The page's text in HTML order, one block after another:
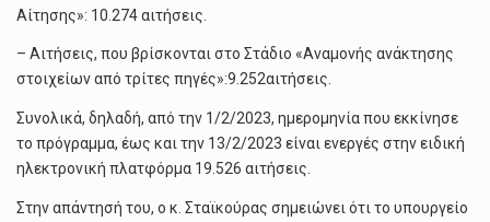
Αίτησης»: 10.274 αιτήσεις.
– Αιτήσεις, που βρίσκονται στο Στάδιο «Αναμονής ανάκτησης
στοιχείων από τρίτες πηγές»:9.252αιτήσεις.
Συνολικά, δηλαδή, από την 1/2/2023, ημερομηνία που εκκίνησε
το πρόγραμμα, έως και την 13/2/2023 είναι ενεργές στην ειδική
ηλεκτρονική πλατφόρμα 19.526 αιτήσεις.
Στην απάντησή του, ο κ. Σταϊκούρας σημειώνει ότι το υπουργείο